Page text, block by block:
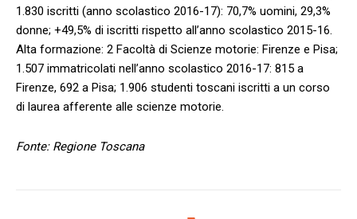
1.830 iscritti (anno scolastico 2016-17): 70,7% uomini, 29,3%
donne; +49,5% di iscritti rispetto all’anno scolastico 2015-16.
Alta formazione: 2 Facoltà di Scienze motorie: Firenze e Pisa;
1.507 immatricolati nell’anno scolastico 2016-17: 815 a
Firenze, 692 a Pisa; 1.906 studenti toscani iscritti a un corso
di laurea afferente alle scienze motorie.
Fonte: Regione Toscana